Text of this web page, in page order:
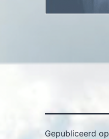
Gepubliceerd op